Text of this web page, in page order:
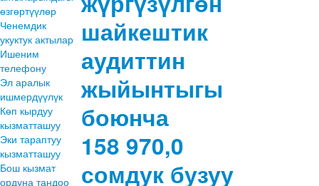
өзгөртүүлөр
Ченемдик
укуктук актылар
Ишеним
телефону
Эл аралык
ишмердүүлүк
Көп кырдуу
кызматташуу
Эки тараптуу
кызматташуу
Бош кызмат
ордуна тандоо
шайкештик
аудиттин
жыйынтыгы
боюнча
158 970,0
сомдук бузуу